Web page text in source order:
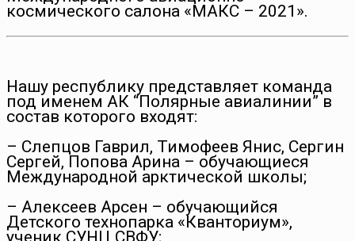
космического салона «МАКС – 2021».
Нашу республику представляет команда
под именем АК “Полярные авиалинии” в
состав которого входят:
– Слепцов Гаврил, Тимофеев Янис, Сергин
Сергей, Попова Арина – обучающиеся
Международной арктической школы;
– Алексеев Арсен – обучающийся
Детского технопарка «Кванториум»,
ученик СУНЦ СВФУ;